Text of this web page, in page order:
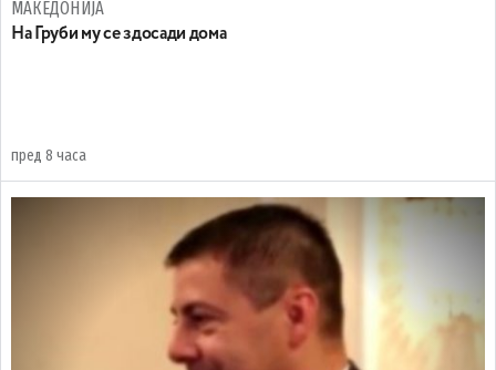
МАКЕДОНИЈА
На Груби му се здосади дома
пред 8 часа